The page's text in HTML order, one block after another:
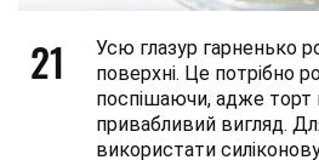
21
Усю глазур гарненько
поверхні. Це потрібно
поспішаючи, адже
привабливий вигляд.
використати